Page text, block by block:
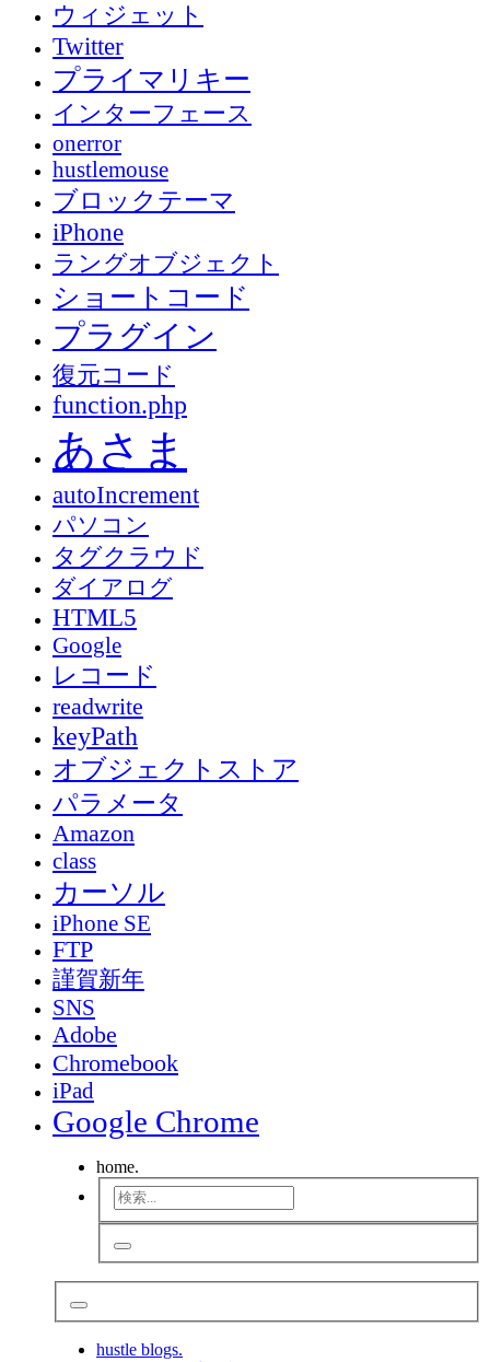
ウィジェット
Twitter
プライマリキー
インターフェース
onerror
hustlemouse
ブロックテーマ
iPhone
ラングオブジェクト
ショートコード
プラグイン
復元コード
function.php
あさま
autoIncrement
パソコン
タグクラウド
ダイアログ
HTML5
Google
レコード
readwrite
keyPath
オブジェクトストア
パラメータ
Amazon
class
カーソル
iPhone SE
FTP
謹賀新年
SNS
Adobe
Chromebook
iPad
Google Chrome
home.
hustle blogs.